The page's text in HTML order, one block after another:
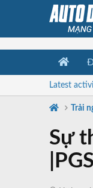
Latest
Trải
Sự